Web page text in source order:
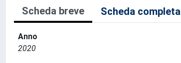
Scheda breve Scheda completa
Anno
2020